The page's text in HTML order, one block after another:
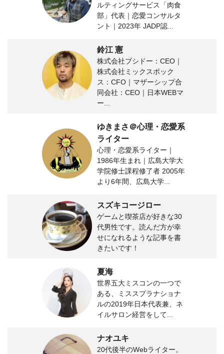
ルティングサービス「肉食
部」代表｜恋愛コンサルタ
ント｜2023年 JADP認...
鈴江 憲
株式会社ブシドー：CEO｜
株式会社ミックスボック
ス：CFO｜マザーシップ合
同会社：CEO｜日本WEBマ
ー...
ゆきまさ＠心理・恋愛系
ライター
心理・恋愛系ライター｜
1986年生まれ｜広島大学大
学院修士課程修了者 2005年
より6年間、広島大学...
スズキコージロー
ゲームと喫茶店が好きな30
代男性です。読んだ方が幸
せになれるような記事を書
きたいです！
夏海
世界五大ミスコンの一つで
ある、ミススプラナショナ
ルの2019年日本代表兼、ネ
イルサロン経営をして...
ナオユキ
20代後半のWebライター。